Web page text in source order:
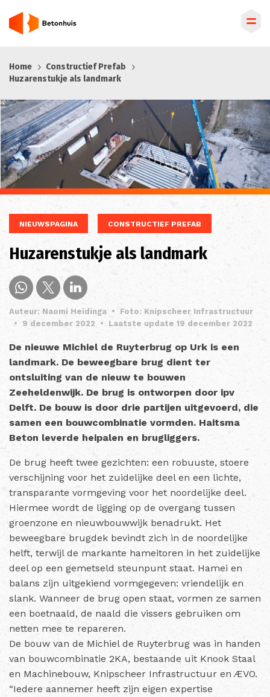
en
naar
de
inhoud
gaan
Home
Constructief Prefab
Huzarenstukje als landmark
NIEUWSPAGINA CONSTRUCTIEF PREFAB
Huzarenstukje als landmark
Auteur: Naomi Heidinga •
Foto: Knipscheer Infrastructuur
•
9 december 2022 • Laatste update 19 december 2022
De nieuwe Michiel de Ruyterbrug op Urk is een
landmark. De beweegbare brug dient ter
ontsluiting van de nieuw te bouwen
Zeeheldenwijk. De brug is ontworpen door ipv
Delft. De bouw is door drie partijen uitgevoerd, die
samen een bouwcombinatie vormden. Haitsma
Beton leverde heipalen en brugliggers.
De brug heeft twee gezichten: een robuuste, stoere
verschijning voor het zuidelijke deel en een lichte,
transparante vormgeving voor het noordelijke deel.
Hiermee wordt de ligging op de overgang tussen
groenzone en nieuwbouwwijk benadrukt. Het
beweegbare brugdek bevindt zich in de noordelijke
helft, terwijl de markante hameitoren in het zuidelijke
deel op een gemetseld steunpunt staat. Hamei en
balans zijn uitgekiend vormgegeven: vriendelijk en
slank. Wanneer de brug open staat, vormen ze samen
een boetnaald, de naald die vissers gebruiken om
netten mee te repareren.
De bouw van de Michiel de Ruyterbrug was in handen
van bouwcombinatie 2KA, bestaande uit Knook Staal
en Machinebouw, Knipscheer Infrastructuur en ÆVO.
“Iedere aannemer heeft zijn eigen expertise